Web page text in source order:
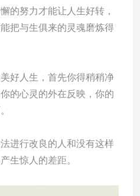
的努力才能让人生好转，
把与生俱来的灵魂磨炼得
好人生，首先你得稍稍净
的心灵的外在反映，你的
进行改良的人和没有这样
生惊人的差距。